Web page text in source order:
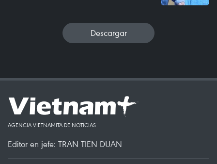
Descargar
AGENCIA VIETNAMITA DE NOTICIAS
Editor en jefe: TRAN TIEN DUAN